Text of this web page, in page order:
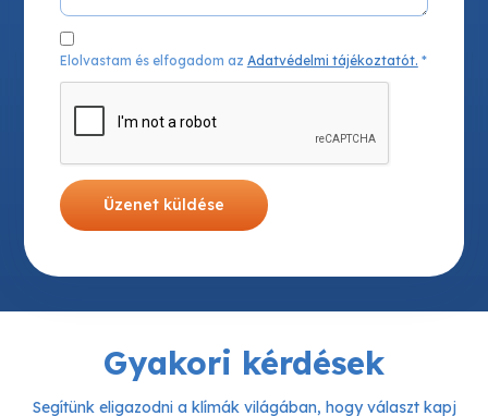
Elolvastam és elfogadom az Adatvédelmi tájékoztatót. *
Üzenet küldése
Gyakori kérdések
Segítünk eligazodni a klímák világában, hogy választ kapj